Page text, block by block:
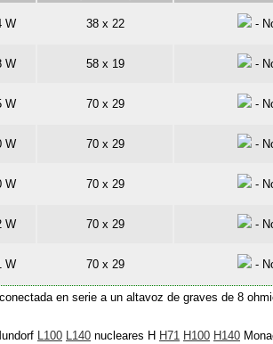
W 38 x 22 -
W 58 x 19 -
W 70 x 29 -
W 70 x 29 -
W 70 x 29 -
W 70 x 29 -
W 70 x 29 -
en serie a un altavoz de graves de 8
L100 L140 nucleares H H71 H100 H140